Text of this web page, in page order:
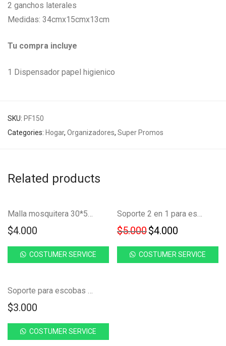
2 ganchos laterales
Medidas: 34cmx15cmx13cm
Tu compra incluye
1 Dispensador papel higienico
SKU: PF150
Categories: Hogar, Organizadores, Super Promos
Related products
Malla mosquitera 30*50 cortina para ventana FK23C-43
$4.000
COSTUMER SERVICE
-20%
Soporte 2 en 1 para escoba traperos clip adhesivo FK23C-19
$5.000Original price
$4.000
COSTUMER SERVICE
Soporte para escobas traperos gancho adhesivo FK23C-18
$3.000
COSTUMER SERVICE